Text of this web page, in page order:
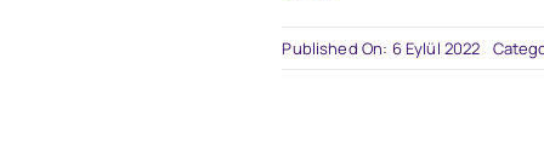
Published On: 6 Eylül 2022